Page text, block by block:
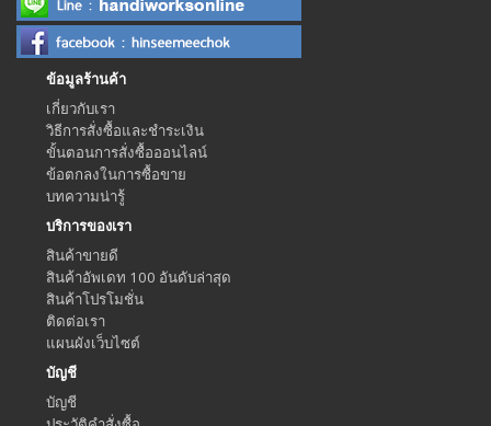
ข้อมูลร้านค้า
เกี่ยวกับเรา
วิธีการสั่งซื้อและชำระเงิน
ขั้นตอนการสั่งซื้อออนไลน์
ข้อตกลงในการซื้อขาย
บทความน่ารู้
บริการของเรา
สินค้าขายดี
สินค้าอัพเดท 100 อันดับล่าสุด
สินค้าโปรโมชั่น
ติดต่อเรา
แผนผังเว็บไซต์
บัญชี
บัญชี